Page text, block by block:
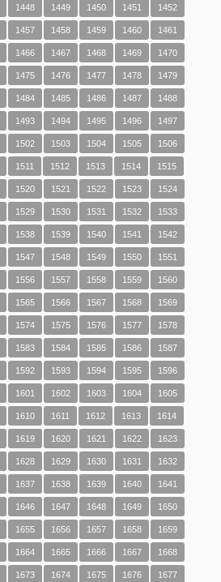
1448 1449 1450 1451 1452
1457 1458 1459 1460 1461
1466 1467 1468 1469 1470
1475 1476 1477 1478 1479
1484 1485 1486 1487 1488
1493 1494 1495 1496 1497
1502 1503 1504 1505 1506
1511 1512 1513 1514 1515
1520 1521 1522 1523 1524
1529 1530 1531 1532 1533
1538 1539 1540 1541 1542
1547 1548 1549 1550 1551
1556 1557 1558 1559 1560
1565 1566 1567 1568 1569
1574 1575 1576 1577 1578
1583 1584 1585 1586 1587
1592 1593 1594 1595 1596
1601 1602 1603 1604 1605
1610 1611 1612 1613 1614
1619 1620 1621 1622 1623
1628 1629 1630 1631 1632
1637 1638 1639 1640 1641
1646 1647 1648 1649 1650
1655 1656 1657 1658 1659
1664 1665 1666 1667 1668
1673 1674 1675 1676 1677